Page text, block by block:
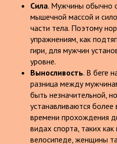
Сила. Мужчины обычно
мышечной массой и
части тела. Поэтому
упражнениям, как
гири, для мужчин
уровне.
Выносливость. В беге
разница между
быть незначительной,
устанавливаются
времени прохождения
видах спорта, таких
велосипеде, женщины